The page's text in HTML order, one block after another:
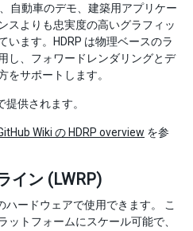
自動車のデモ、建築用アプリケー
スよりも忠実度の高いグラフィッ
います。HDRP は物理ベースのラ
し、フォワードレンダリングとデ
をサポートします。
提供されます。
Wiki の HDRP overview を参
イン (LWRP)
ハードウェアで使用できます。 こ
ットフォームにスケール可能で、